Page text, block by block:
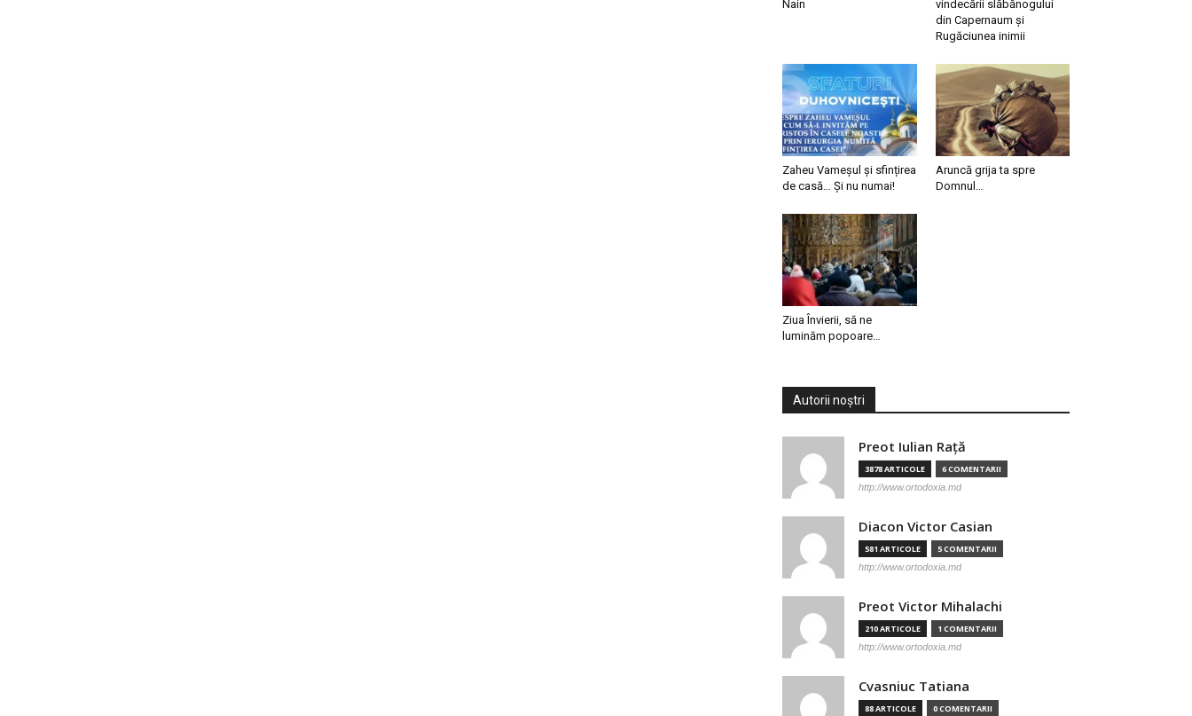
Nain
vindecării slăbănogului
din Capernaum și
Rugăciunea inimii
Zaheu Vameșul și sfințirea
de casă… Și nu numai!
Aruncă grija ta spre
Domnul…
Ziua Învierii, să ne
luminăm popoare…
Autorii noștri
Preot Iulian Raţă
3878 ARTICOLE 6 COMENTARII
http://www.ortodoxia.md
Diacon Victor Casian
581 ARTICOLE 5 COMENTARII
http://www.ortodoxia.md
Preot Victor Mihalachi
210 ARTICOLE 1 COMENTARII
http://www.ortodoxia.md
Cvasniuc Tatiana
88 ARTICOLE 0 COMENTARII